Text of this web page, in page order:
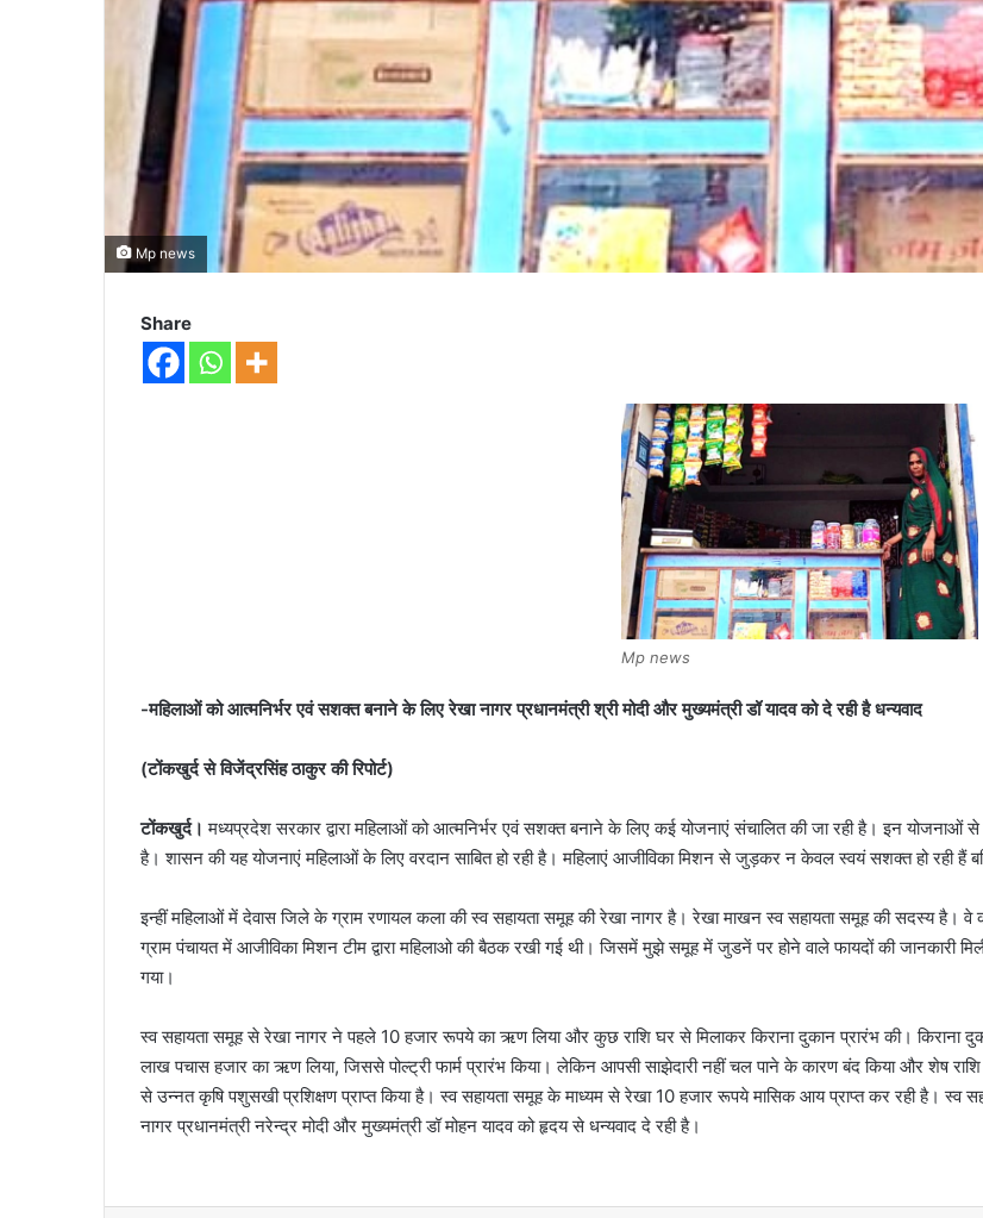
Mp news
Share
Mp news
-महिलाओं को आत्मनिर्भर एवं सशक्त बनाने के लिए रेखा नागर प्रधानमंत्री श्री मोदी और मुख्‍यमंत्री डॉ यादव को दे रही है धन्‍यवाद
(टोंकखुर्द से विजेंद्रसिंह ठाकुर की रिपोर्ट)
टोंकखुर्द। मध्यप्रदेश सरकार द्वारा महिलाओं को आत्मनिर्भर एवं सशक्त बनाने के लिए कई योजनाएं संचालित की जा रही है। इन
है। शासन की यह योजनाएं महिलाओं के लिए वरदान साबित हो रही है। महिलाएं आजीविका मिशन से जुड़कर न केवल स्वयं सशक्‍त हो रही हैं
इन्हीं महिलाओं में देवास जिले के ग्राम रणायल कला की स्‍व सहायता समूह की रेखा नागर है। रेखा माखन स्‍व सहायता समूह की सदस्‍य है।
ग्राम पंचायत में आजीविका मिशन टीम द्वारा महिलाओ की बैठक रखी गई थी। जिसमें मुझे समूह में जुडनें पर होने वाले फायदों की जानकारी
गया।
स्‍व सहायता समूह से रेखा नागर ने पहले 10 हजार रूपये का ऋण लिया और कुछ राशि घर से मिलाकर किराना दुकान प्रारंभ की। किराना
लाख पचास हजार का ऋण लिया, जिससे पोल्‍ट्री फार्म प्रारंभ किया। लेकिन आपसी साझेदारी नहीं चल पाने के कारण बंद किया और शेष
से उन्नत कृषि पशुसखी प्रशिक्षण प्राप्त किया है। स्‍व सहायता समूह के माध्‍यम से रेखा 10 हजार रूपये मासिक आय प्राप्‍त कर रही है। स्‍व
नागर प्रधानमंत्री नरेन्‍द्र मोदी और मुख्‍यमंत्री डॉ मोहन यादव को हृदय से धन्‍यवाद दे रही है।